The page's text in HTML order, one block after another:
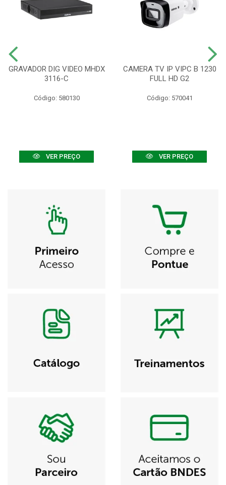
GRAVADOR DIG VIDEO MHDX
3116-C
Código: 580130
VER PREÇO
CAMERA TV IP VIPC B 1230
FULL HD G2
Código: 570041
VER PREÇO